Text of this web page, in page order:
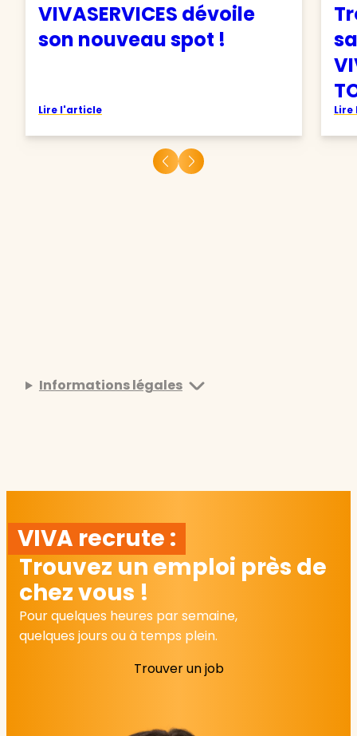
VIVASERVICES dévoile
son nouveau spot !
Lire l'article
Informations légales
VIVA recrute :
Trouvez un emploi près de
chez vous !
Pour quelques heures par semaine,
quelques jours ou à temps plein.
Trouver un job